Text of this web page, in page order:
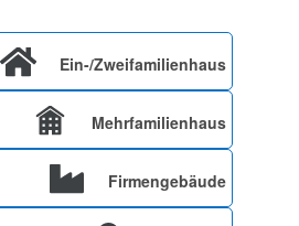
Ein-/Zweifamilienhaus
Mehrfamilienhaus
Firmengebäude